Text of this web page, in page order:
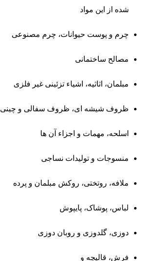
شده از این مواد
چرم و پوست حیوانات، چرم مصنوعی
مصالح ساختمانی
مبلمان، اثاثیه، اشیاء تزئینی غیر فلزی
ظروف شیشه ‌ای، ظروف سفالی و چینی
اسلحه، مهمات و اجزاء آن ها
منسوجات و تولیدات نساجی
ملافه، روتختی، روکش مبلمان و پرده‌
لباس، پوشاک، پایپوش
دوزی، گلدوزی و روبان ‌دوزی
فرش، قالیچه و